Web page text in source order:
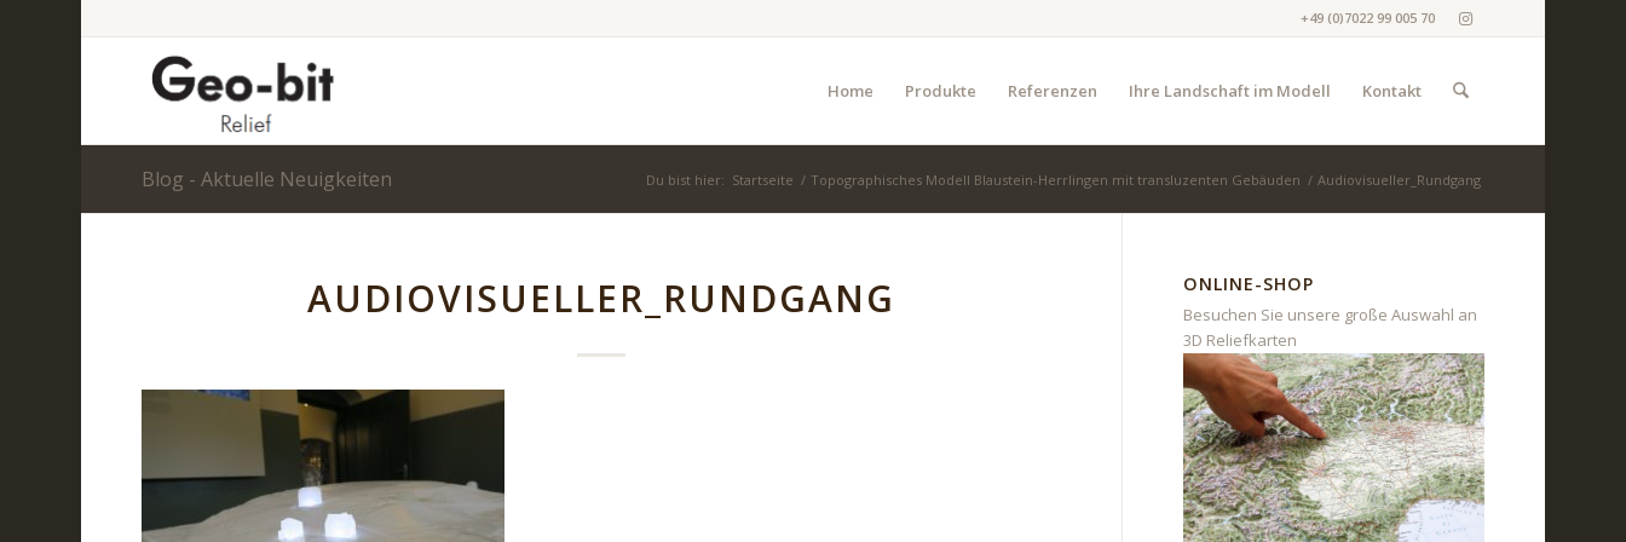
+49 (0)7022 99 005 70
Home Produkte Referenzen Ihre Landschaft im Modell Kontakt
Blog - Aktuelle Neuigkeiten Du bist hier: Startseite / Topographisches Modell Blaustein-Herrlingen mit transluzenten Gebäuden / Audiovisueller_Rundgang
AUDIOVISUELLER_RUNDGANG ONLINE-SHOP
Besuchen Sie unsere große Auswahl an
3D Reliefkarten